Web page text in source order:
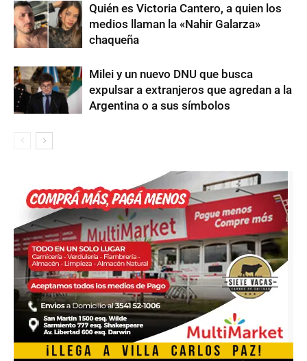
Quién es Victoria Cantero, a quien los
medios llaman la «Nahir Galarza»
chaqueña
Milei y un nuevo DNU que busca
expulsar a extranjeros que agredan a la
Argentina o a sus símbolos